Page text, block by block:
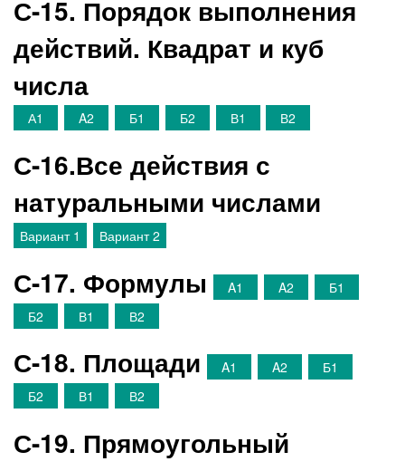
С-15. Порядок выполнения
действий. Квадрат и куб
числа
А1 A2 Б1 Б2 В1 В2
С-16.Все действия с
натуральными числами
Вариант 1 Вариант 2
С-17. Формулы A1 A2
Б1
Б2
В1 В2
С-18. Площади A1 A2
Б1
Б2
В1 В2
С-19. Прямоугольный